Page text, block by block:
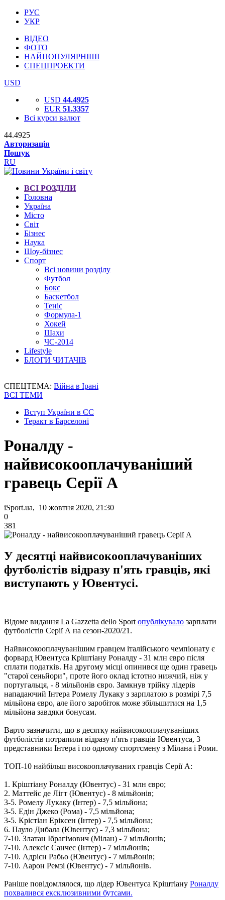
РУС
УКР
ВІДЕО
ФОТО
НАЙПОПУЛЯРНІШІ
СПЕЦПРОЕКТИ
USD
USD 44.4925
EUR 51.3357
Всі курси валют
44.4925
Авторизація
Пошук
RU
ВСІ РОЗДІЛИ
Головна
Україна
Місто
Світ
Бізнес
Наука
Шоу-бізнес
Спорт
Всі новини розділу
Футбол
Бокс
Баскетбол
Теніс
Формула-1
Хокей
Шахи
ЧС-2014
Lifestyle
БЛОГИ ЧИТАЧІВ
СПЕЦТЕМА: Війна в Ірані
ВСІ ТЕМИ
Вступ України в ЄС
Теракт в Барселоні
Роналду -
найвисокооплачуваніший
гравець Серії А
iSport.ua, 10 жовтня 2020, 21:30
0
381
У десятці найвисокооплачуваніших
футболістів відразу п'ять гравців, які
виступають у Ювентусі.
Відоме видання La Gazzetta dello Sport опублікувало зарплати
футболістів Серії А на сезон-2020/21.
Найвисокооплачуванішим гравцем італійського чемпіонату є
форвард Ювентуса Кріштіану Роналду - 31 млн євро після
сплати податків. На другому місці опинився ще один гравець
"старої сеньйори", проте його оклад істотно нижчий, ніж у
португальця, - 8 мільйонів євро. Замкнув трійку лідерів
нападаючий Інтера Ромелу Лукаку з зарплатою в розмірі 7,5
мільйона євро, але його заробіток може збільшитися на 1,5
мільйона завдяки бонусам.
Варто зазначити, що в десятку найвисокооплачуваніших
футболістів потрапили відразу п'ять гравців Ювентуса, 3
представники Інтера і по одному спортсмену з Мілана і Роми.
ТОП-10 найбільш високооплачуваних гравців Серії А:
1. Кріштіану Роналду (Ювентус) - 31 млн євро;
2. Маттейс де Лігт (Ювентус) - 8 мільйонів;
3-5. Ромелу Лукаку (Інтер) - 7,5 мільйона;
3-5. Едін Джеко (Рома) - 7,5 мільйона;
3-5. Крістіан Еріксен (Інтер) - 7,5 мільйона;
6. Пауло Дибала (Ювентус) - 7,3 мільйона;
7-10. Златан Ібрагімович (Мілан) - 7 мільйонів;
7-10. Алексіс Санчес (Інтер) - 7 мільйонів;
7-10. Адрієн Рабьо (Ювентус) - 7 мільйонів;
7-10. Аарон Ремзі (Ювентус) - 7 мільйонів.
Раніше повідомлялося, що лідер Ювентуса Кріштіану Роналду
похвалився ексклюзивними бутсами.